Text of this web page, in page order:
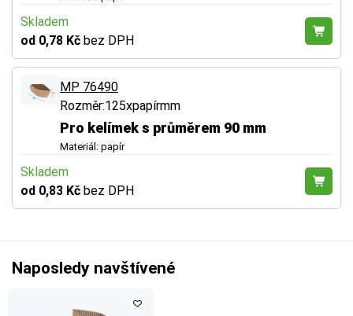
Skladem
od 0,78 Kč bez DPH
MP 76490
Rozměr:125xpapírmm
Pro kelímek s průměrem 90 mm
Materiál: papír
Skladem
od 0,83 Kč bez DPH
Naposledy navštívené